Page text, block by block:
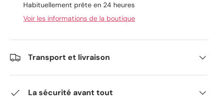
Habituellement prête en 24 heures
Voir les informations de la boutique
Transport et livraison
La sécurité avant tout